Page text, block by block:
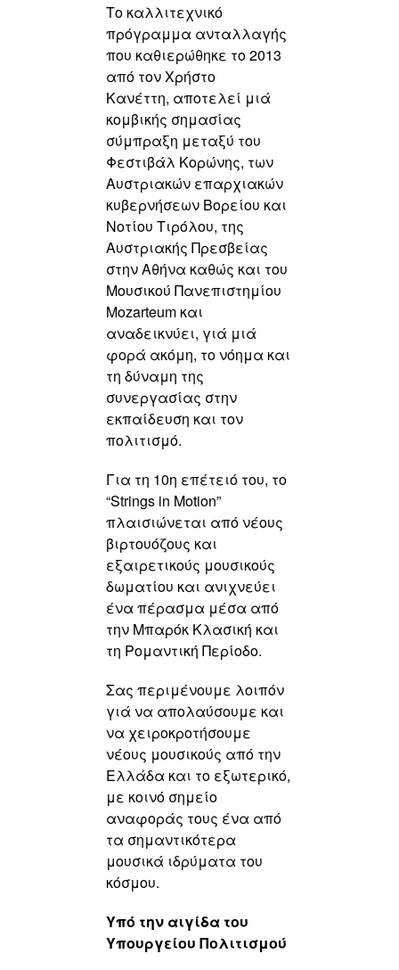
Το καλλιτεχνικό
πρόγραμμα ανταλλαγής
που καθιερώθηκε το 2013
από τον Χρήστο
Κανέττη, αποτελεί μιά
κομβικής σημασίας
σύμπραξη μεταξύ του
Φεστιβάλ Κορώνης, των
Αυστριακών επαρχιακών
κυβερνήσεων Βορείου και
Νοτίου Τιρόλου, της
Αυστριακής Πρεσβείας
στην Αθήνα καθώς και του
Μουσικού Πανεπιστημίου
Mozarteum και
αναδεικνύει, γιά μιά
φορά ακόμη, το νόημα και
τη δύναμη της
συνεργασίας στην
εκπαίδευση και τον
πολιτισμό.
Για τη 10η επέτειό του, το
“Strings in Motion”
πλαισιώνεται από νέους
βιρτουόζους και
εξαιρετικούς μουσικούς
δωματίου και ανιχνεύει
ένα πέρασμα μέσα από
την Μπαρόκ Κλασική και
τη Ρομαντική Περίοδο.
Σας περιμένουμε λοιπόν
γιά να απολαύσουμε και
να χειροκροτήσουμε
νέους μουσικούς από την
Ελλάδα και το εξωτερικό,
με κοινό σημείο
αναφοράς τους ένα από
τα σημαντικότερα
μουσικά ιδρύματα του
κόσμου.
Υπό την αιγίδα του
Υπουργείου Πολιτισμού